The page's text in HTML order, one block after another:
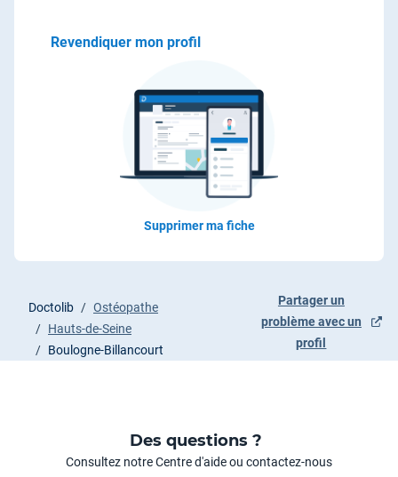
Revendiquer mon profil
Supprimer ma fiche
Doctolib / Ostéopathe
/ Hauts-de-Seine
/ Boulogne-Billancourt
Partager un
problème avec un
profil
Le lien ouvrira un nouvel
Des questions ?
Consultez notre Centre d'aide ou contactez-nous